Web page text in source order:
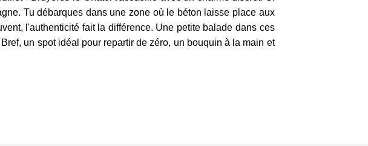
Tu débarques dans une zone où le béton laisse place aux
l'authenticité fait la différence. Une petite balade dans ces
un spot idéal pour repartir de zéro, un bouquin à la main et